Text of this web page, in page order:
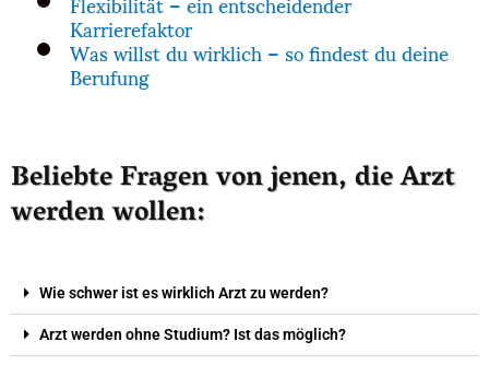
Karrierefaktor
Was willst du wirklich – so findest du deine
Berufung
Beliebte Fragen von jenen, die Arzt
werden wollen:
Wie schwer ist es wirklich Arzt zu werden?
Arzt werden ohne Studium? Ist das möglich?